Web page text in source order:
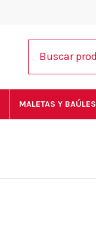
MALETAS Y BAÚLES